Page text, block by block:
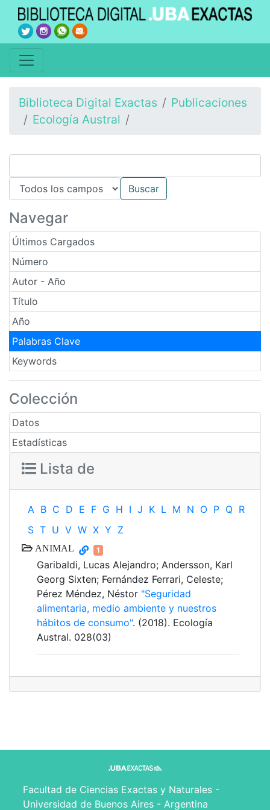
Biblioteca Digital Exactas
Publicaciones
Ecología Austral
Navegar
Últimos Cargados
Número
Autor - Año
Título
Año
Palabras Clave
Keywords
Colección
Datos
Estadísticas
Lista de
A B C D E F G H I J K L M N O P Q R
S T U V W X Y Z
ANIMAL 1
Garibaldi, Lucas Alejandro; Andersson, Karl
Georg Sixten; Fernández Ferrari, Celeste;
Pérez Méndez, Néstor "Seguridad
alimentaria, medio ambiente y nuestros
hábitos de consumo". (2018). Ecología
Austral. 028(03)
Facultad de Ciencias Exactas y Naturales -
Universidad de Buenos Aires - Argentina